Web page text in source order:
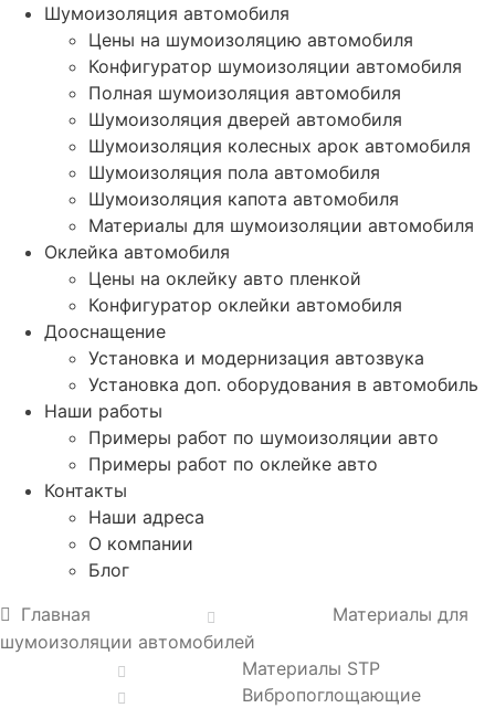
Шумоизоляция автомобиля
Цены на шумоизоляцию автомобиля
Конфигуратор шумоизоляции автомобиля
Полная шумоизоляция автомобиля
Шумоизоляция дверей автомобиля
Шумоизоляция колесных арок автомобиля
Шумоизоляция пола автомобиля
Шумоизоляция капота автомобиля
Материалы для шумоизоляции автомобиля
Оклейка автомобиля
Цены на оклейку авто пленкой
Конфигуратор оклейки автомобиля
Дооснащение
Установка и модернизация автозвука
Установка доп. оборудования в автомобиль
Наши работы
Примеры работ по шумоизоляции авто
Примеры работ по оклейке авто
Контакты
Наши адреса
О компании
Блог
Главная
Материалы для
шумоизоляции автомобилей
Материалы STP
Вибропоглощающие